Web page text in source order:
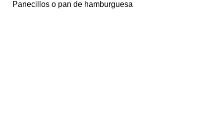
Panecillos o pan de hamburguesa